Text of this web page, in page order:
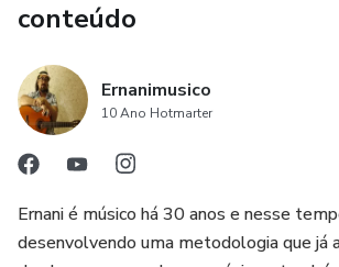
conteúdo
Ernanimusico
10 Ano Hotmarter
Ernani é músico há 30 anos e nesse
desenvolvendo uma metodologia que já